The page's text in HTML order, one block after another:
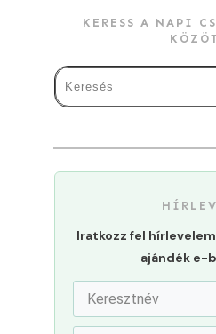
KERESS A NAPI
Iratkozz fel
ajándék e-